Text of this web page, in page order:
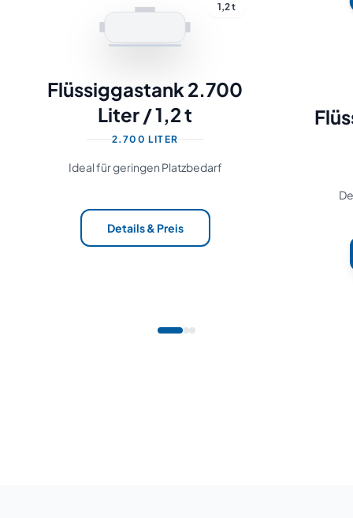
1,2 t
Flüssiggastank 2.700
Liter / 1,2 t
2.700 LITER
Ideal für geringen Platzbedarf
Details & Preis